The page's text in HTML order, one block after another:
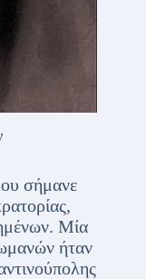
σήμανε
Μία
ήταν